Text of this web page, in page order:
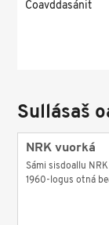
Čoavddasánit
Sullásaš
NRK vuorká
Sámi sisdoallu
1960-logus otná